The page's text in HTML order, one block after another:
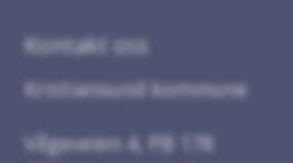
Kontakt oss
Kristiansund kommune
Vågeveien 4, PB 178